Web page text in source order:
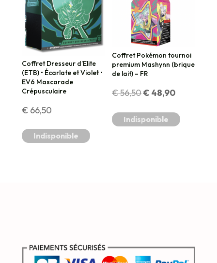
€ 39,90.
Coffret Dresseur d’Elite
(ETB) • Écarlate et Violet •
EV6 Mascarade
Crépusculaire
€ 66,50
Indisponible
Coffret Pokémon tournoi
premium Mashynn (brique
de lait) – FR
€56,50Le
prix
€ 48,90Le
prix
Indisponible